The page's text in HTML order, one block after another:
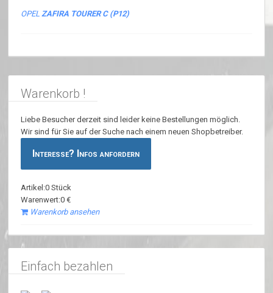
OPEL ZAFIRA TOURER C (P12)
Warenkorb !
Liebe Besucher derzeit sind leider keine Bestellungen möglich.
Wir sind für Sie auf der Suche nach einem neuen Shopbetreiber.
Interesse? Infos anfordern
Artikel:0 Stück
Warenwert:0 €
Warenkorb ansehen
Einfach bezahlen